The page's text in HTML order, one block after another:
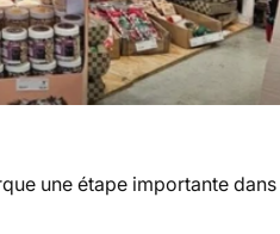
une étape importante dans